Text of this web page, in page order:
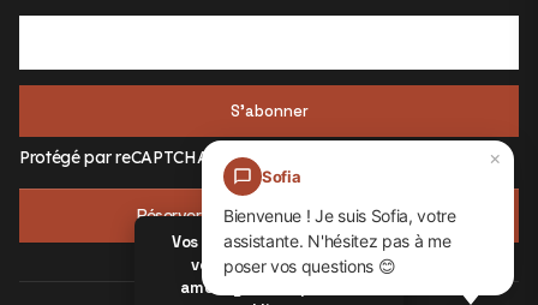
S'abonner
Protégé parreCAPTCHA
Réserver un créneau avec un expert
×
Vos données restent chez
vous — comme votre
aménagement qu'on va
Sofia
Bienvenue ! Je suis Sofia, votre
assistante. N'hésitez pas à me
poser vos questions 😊
×